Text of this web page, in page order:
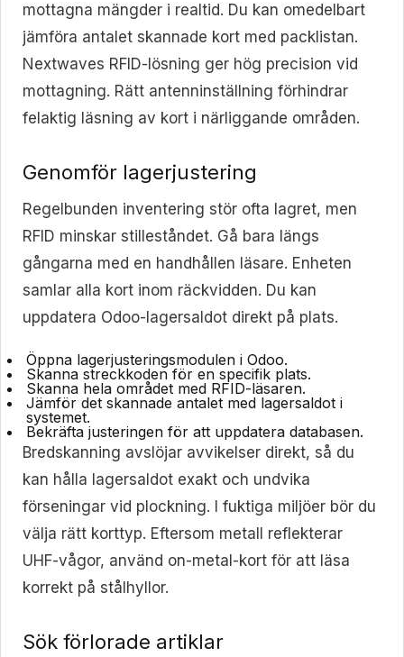
mottagna mängder i realtid. Du kan omedelbart
jämföra antalet skannade kort med packlistan.
Nextwaves RFID-lösning ger hög precision vid
mottagning. Rätt antenninställning förhindrar
felaktig läsning av kort i närliggande områden.
Genomför lagerjustering
Regelbunden inventering stör ofta lagret, men
RFID minskar stilleståndet. Gå bara längs
gångarna med en handhållen läsare. Enheten
samlar alla kort inom räckvidden. Du kan
uppdatera Odoo-lagersaldot direkt på plats.
Öppna lagerjusteringsmodulen i Odoo.
Skanna streckkoden för en specifik plats.
Skanna hela området med RFID-läsaren.
Jämför det skannade antalet med lagersaldot i
systemet.
Bekräfta justeringen för att uppdatera databasen.
Bredskanning avslöjar avvikelser direkt, så du
kan hålla lagersaldot exakt och undvika
förseningar vid plockning. I fuktiga miljöer bör du
välja rätt korttyp. Eftersom metall reflekterar
UHF-vågor, använd on-metal-kort för att läsa
korrekt på stålhyllor.
Sök förlorade artiklar